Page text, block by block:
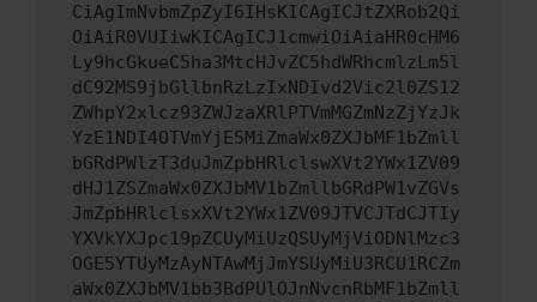
CiAgImNvbmZpZyI6IHsKICAgICJtZXRob2Qi
OiAiR0VUIiwKICAgICJ1cmwiOiAiaHR0cHM6
Ly9hcGkueC5ha3MtcHJvZC5hdWRhcmlzLm5l
dC92MS9jbGllbnRzLzIxNDIvd2Vic2l0ZS12
ZWhpY2xlcz93ZWJzaXRlPTVmMGZmNzZjYzJk
YzE1NDI4OTVmYjE5MiZmaWx0ZXJbMF1bZmll
bGRdPWlzT3duJmZpbHRlclswXVt2YWx1ZV09
dHJ1ZSZmaWx0ZXJbMV1bZmllbGRdPW1vZGVs
JmZpbHRlclsxXVt2YWx1ZV09JTVCJTdCJTIy
YXVkYXJpc19pZCUyMiUzQSUyMjViODNlMzc3
OGE5YTUyMzAyNTAwMjJmYSUyMiU3RCU1RCZm
aWx0ZXJbMV1bb3BdPUlOJnNvcnRbMF1bZmll